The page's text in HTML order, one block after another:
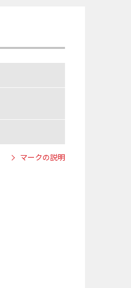
マークの説明